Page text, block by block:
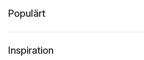
Populärt
Inspiration